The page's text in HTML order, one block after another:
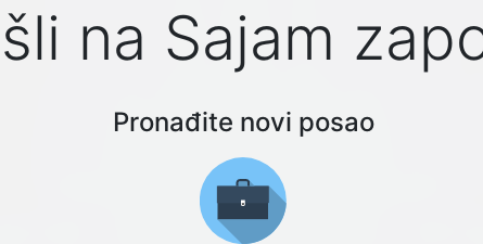
na Sajam
Pronađite novi posao